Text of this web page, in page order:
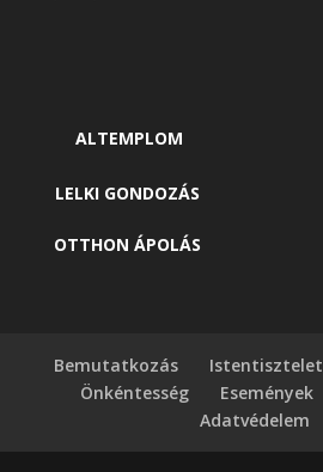
ALTEMPLOM
LELKI GONDOZÁS
OTTHON ÁPOLÁS
Bemutatkozás Istentisztelet
Önkéntesség
Események
Adatvédelem